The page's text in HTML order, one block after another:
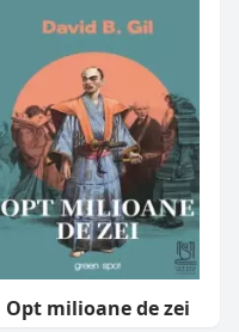
Opt milioane de zei